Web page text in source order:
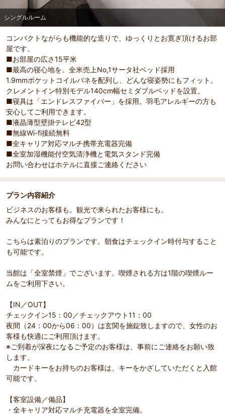
シングルルーム
コンパクトながらも機能的な造りで、ゆっくりとお寛ぎ頂けるお部
屋です。
■お部屋の広さ15平米
■最高の寝心地を。全米売上No,1サータ社ベッド採用
1.9mmポケットコイルバネを配列し、どんな寝姿勢にもフィット。
クレメントイン特別モデル140cm幅セミダブルベッドを設置。
■寝具は「エンドレスファイバー」を採用。羽毛アレルギーの方も
安心してご利用できます。
■液晶薄型壁掛テレビ42型
■無線Wi-fi接続無料
■全キャリア対応マルチ携帯充電器完備
■全室加湿機能付空気清浄機と電気スタンド完備
お問い合わせはホテルに直接ご連絡ください
プラン内容紹介
ビジネスのお客様も。観光で来られたお客様にも。
みんなにとってもお得なプランです！
こちらは素泊りのプランです。朝食はチェックイン時付与すること
も可能です。
当館は「全室禁煙」でございます。喫煙される方は1階の喫煙ルー
ムをご利用下さい。
【IN／OUT】
チェックイン15：00／チェックアウト11：00
夜間（24：00から06：00）は玄関を施錠致しますので、女性のお
客様も快適にご利用頂けます。
※ご到着が深夜になるご予定のお客様は、事前にご連絡をお願い致
します。
カードキーをお持ちのお客様は、キーをかざしていただくと入館
可能です。
【客室設備／備品】
・全キャリア対応マルチ充電器を全室完備。
部屋詳細
シングルルーム